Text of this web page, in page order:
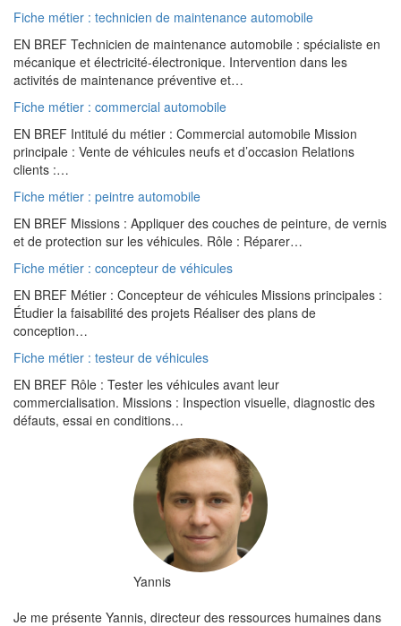
Fiche métier : technicien de maintenance automobile
EN BREF Technicien de maintenance automobile : spécialiste en
mécanique et électricité-électronique. Intervention dans les
activités de maintenance préventive et…
Fiche métier : commercial automobile
EN BREF Intitulé du métier : Commercial automobile Mission
principale : Vente de véhicules neufs et d’occasion Relations
clients :…
Fiche métier : peintre automobile
EN BREF Missions : Appliquer des couches de peinture, de vernis
et de protection sur les véhicules. Rôle : Réparer…
Fiche métier : concepteur de véhicules
EN BREF Métier : Concepteur de véhicules Missions principales :
Étudier la faisabilité des projets Réaliser des plans de
conception…
Fiche métier : testeur de véhicules
EN BREF Rôle : Tester les véhicules avant leur
commercialisation. Missions : Inspection visuelle, diagnostic des
défauts, essai en conditions…
Yannis
Je me présente Yannis, directeur des ressources humaines dans